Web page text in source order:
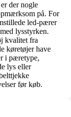
der nogle
på. For
led-pærer
lysstyrken.
kvalitet fra
køretøjer have
i pæretype,
lys eller
før køb.